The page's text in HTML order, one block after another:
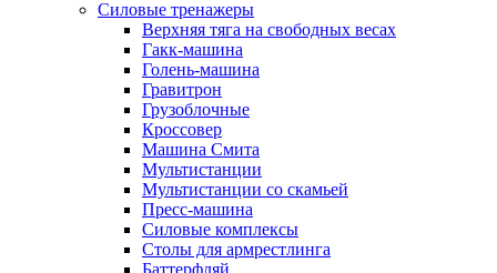
Силовые тренажеры
Верхняя тяга на свободных весах
Гакк-машина
Голень-машина
Гравитрон
Грузоблочные
Кроссовер
Машина Смита
Мультистанции
Мультистанции со скамьей
Пресс-машина
Силовые комплексы
Столы для армрестлинга
Баттерфляй